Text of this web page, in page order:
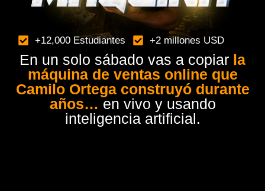
+12,000 Estudiantes +2 millones USD
En un solo sábado vas a copiar la
máquina de ventas online que
Camilo Ortega construyó durante
años… en vivo y usando
inteligencia artificial.